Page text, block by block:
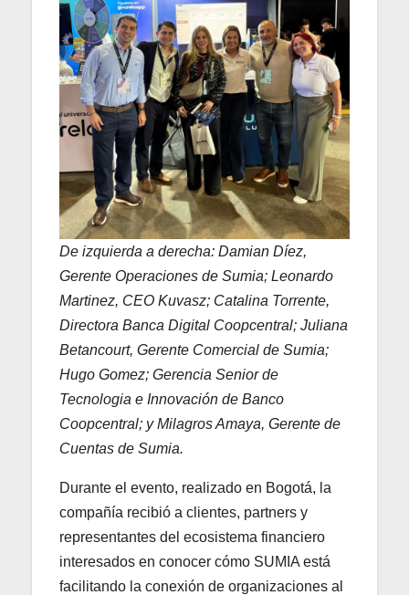
De izquierda a derecha: Damian Díez,
Gerente Operaciones de Sumia; Leonardo
Martinez, CEO Kuvasz; Catalina Torrente,
Directora Banca Digital Coopcentral; Juliana
Betancourt, Gerente Comercial de Sumia;
Hugo Gomez; Gerencia Senior de
Tecnologia e Innovación de Banco
Coopcentral; y Milagros Amaya, Gerente de
Cuentas de Sumia.
Durante el evento, realizado en Bogotá, la
compañía recibió a clientes, partners y
representantes del ecosistema financiero
interesados en conocer cómo SUMIA está
facilitando la conexión de organizaciones al